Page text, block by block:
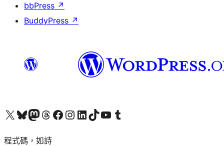
bbPress ↗
BuddyPress ↗
查看我們的 X (之前的 Twitter) 帳號造訪我們的 Bluesky 帳號造訪我們的 Mastodon 帳號造訪我們的 Threads 帳號 造訪我們的 Facebook 粉絲專頁Visit our Instagram account
Visit our LinkedIn account
造訪我們的 TikTok 帳號Visit our YouTube channel
造訪我們的 Tumblr 帳號
程式碼，如詩